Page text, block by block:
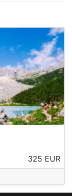
325 EUR